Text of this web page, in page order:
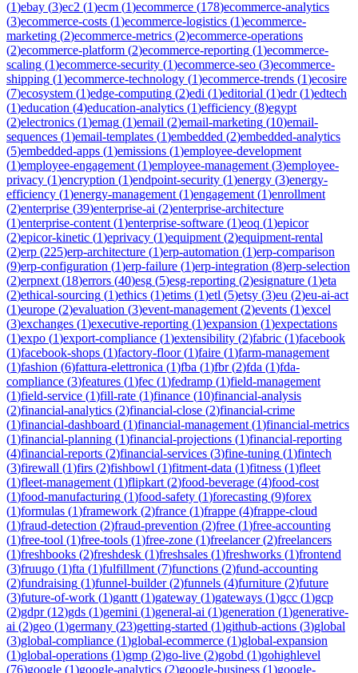
(1)ebay (3)ec2 (1)ecm (1)ecommerce (178)ecommerce-analytics
(3)ecommerce-costs (1)ecommerce-logistics (1)ecommerce-
marketing (2)ecommerce-metrics (2)ecommerce-operations
(2)ecommerce-platform (2)ecommerce-reporting (1)ecommerce-
scaling (1)ecommerce-security (1)ecommerce-seo (3)ecommerce-
shipping (1)ecommerce-technology (1)ecommerce-trends (1)ecosire
(7)ecosystem (1)edge-computing (2)edi (1)editorial (1)edr(1)edtech
(1)education (4)education-analytics (1)efficiency (8)egypt
(2)electronics (1)emag (1)email (2)email-marketing (10)email-
sequences (1)email-templates (1)embedded (2)embedded-analytics
(5)embedded-apps (1)emissions (1)employee-development
(1)employee-engagement (1)employee-management (3)employee-
privacy (1)encryption (1)endpoint-security (1)energy (3)energy-
efficiency (1)energy-management (1)engagement (1)enrollment
(2)enterprise (39)enterprise-ai (2)enterprise-architecture
(1)enterprise-content (1)enterprise-software (1)eoq (1)epicor
(2)epicor-kinetic (1)eprivacy (1)equipment (2)equipment-rental
(2)erp (225)erp-architecture (1)erp-automation (1)erp-comparison
(9)erp-configuration (1)erp-failure (1)erp-integration (8)erp-selection
(2)erpnext (18)errors (40)esg (5)esg-reporting (2)esignature (1)eta
(2)ethical-sourcing (1)ethics (1)etims (1)etl (5)etsy (3)eu (2)eu-ai-act
(1)europe (2)evaluation (3)event-management (2)events (1)excel
(3)exchanges (1)executive-reporting (1)expansion (1)expectations
(1)expo (1)export-compliance (1)extensibility (2)fabric (1)facebook
(1)facebook-shops (1)factory-floor(1)faire (1)farm-management
(1)fashion (6)fattura-elettronica (1)fba (1)fbr(2)fda (1)fda-
compliance (3)features (1)fec (1)fedramp (1)field-management
(1)field-service (1)fill-rate (1)finance (10)financial-analysis
(2)financial-analytics (2)financial-close (2)financial-crime
(1)financial-dashboard (1)financial-management (1)financial-metrics
(1)financial-planning (1)financial-projections (1)financial-reporting
(4)financial-reports (2)financial-services (3)fine-tuning (1)fintech
(3)firewall (1)firs (2)fishbowl (1)fitment-data (1)fitness (1)fleet
(1)fleet-management (1)flipkart (2)food-beverage (4)food-cost
(1)food-manufacturing (1)food-safety (1)forecasting (9)forex
(1)formulas (1)framework (2)france (1)frappe (4)frappe-cloud
(1)fraud-detection (2)fraud-prevention (2)free (1)free-accounting
(1)free-tool (1)free-tools (1)free-zone (1)freelancer(2)freelancers
(1)freshbooks (2)freshdesk (1)freshsales (1)freshworks (1)frontend
(3)fruugo (1)fta (1)fulfillment (7)functions (2)fund-accounting
(2)fundraising (1)funnel-builder(2)funnels (4)furniture (2)future
(3)future-of-work (1)gantt (1)gateway (1)gateways (1)gcc (1)gcp
(2)gdpr(12)gds (1)gemini (1)general-ai (1)generation (1)generative-
ai (2)geo (1)germany (23)getting-started (1)github-actions (3)global
(3)global-compliance (1)global-ecommerce (1)global-expansion
(1)global-operations (1)gmp (2)go-live (2)gobd (1)gohighlevel
(76)google (1)google-analytics (2)google-business (1)google-